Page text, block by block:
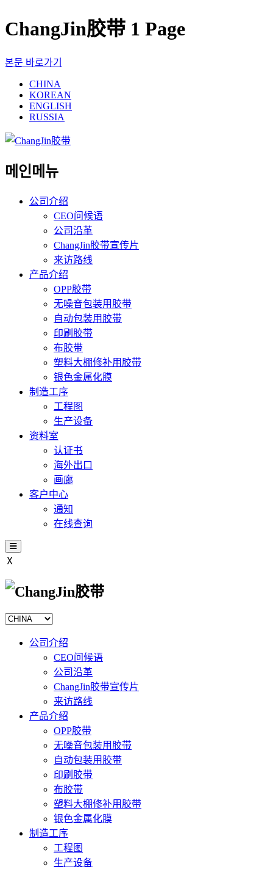
ChangJin胶带 1 Page
본문 바로가기
CHINA
KOREAN
ENGLISH
RUSSIA
메인메뉴
公司介绍
CEO问候语
公司沿革
ChangJin胶带宣传片
来访路线
产品介绍
OPP胶带
无噪音包装用胶带
自动包装用胶带
印刷胶带
布胶带
塑料大棚修补用胶带
银色金属化膜
制造工序
工程图
生产设备
资料室
认证书
海外出口
画廊
客户中心
通知
在线查询
Ⅹ
公司介绍
CEO问候语
公司沿革
ChangJin胶带宣传片
来访路线
产品介绍
OPP胶带
无噪音包装用胶带
自动包装用胶带
印刷胶带
布胶带
塑料大棚修补用胶带
银色金属化膜
制造工序
工程图
生产设备